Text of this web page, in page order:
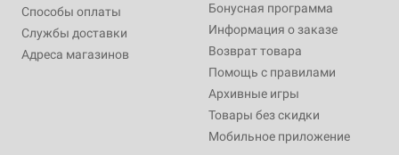
Способы оплаты
Службы доставки
Адреса магазинов
Бонусная программа
Информация о заказе
Возврат товара
Помощь с правилами
Архивные игры
Товары без скидки
Мобильное приложение